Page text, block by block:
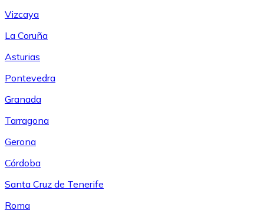
Vizcaya
La Coruña
Asturias
Pontevedra
Granada
Tarragona
Gerona
Córdoba
Santa Cruz de Tenerife
Roma